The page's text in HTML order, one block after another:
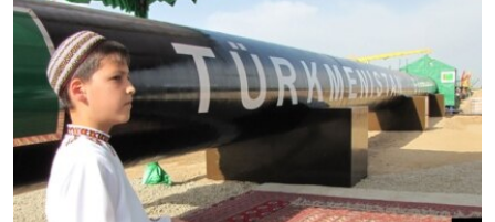
АРНАЙЫ ЖОБАЛАР
Русский
ЖАЗЫЛЫҢЫЗ